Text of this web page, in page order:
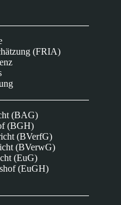
(FRIA)
(BAG)
(BGH)
(BVerfG)
(BVerwG)
(EuG)
(EuGH)